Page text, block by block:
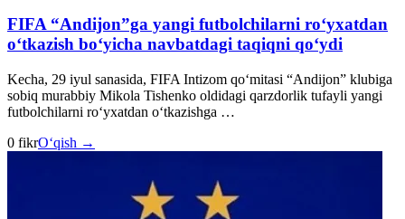
FIFA “Andijon”ga yangi futbolchilarni ro‘yxatdan
o‘tkazish bo‘yicha navbatdagi taqiqni qo‘ydi
Kecha, 29 iyul sanasida, FIFA Intizom qo‘mitasi “Andijon” klubiga
sobiq murabbiy Mikola Tishenko oldidagi qarzdorlik tufayli yangi
futbolchilarni ro‘yxatdan o‘tkazishga …
0 fikrO‘qish →